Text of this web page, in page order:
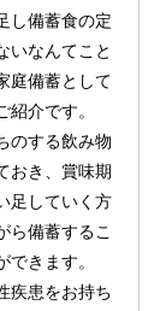
し備蓄食の定
いなんてこと
庭備蓄として
介です。
のする飲み物
おき、賞味期
足していく方
ら備蓄するこ
きます。
疾患をお持ち